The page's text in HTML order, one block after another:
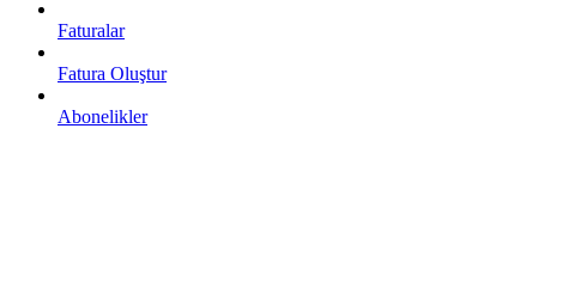
Faturalar
Fatura Oluştur
Abonelikler